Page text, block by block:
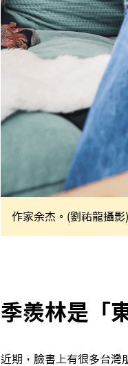
作家余杰。(劉祐龍攝影)
季羨林是「
近期，臉書上有很多台灣